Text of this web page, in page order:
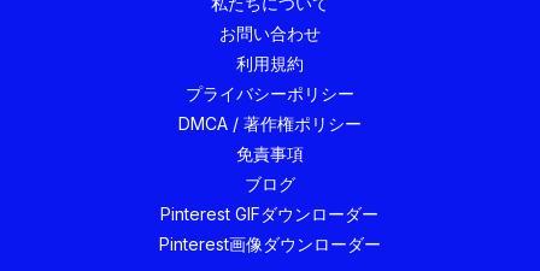
お問い合わせ
利用規約
プライバシーポリシー
DMCA / 著作権ポリシー
免責事項
ブログ
Pinterest GIFダウンローダー
Pinterest画像ダウンローダー